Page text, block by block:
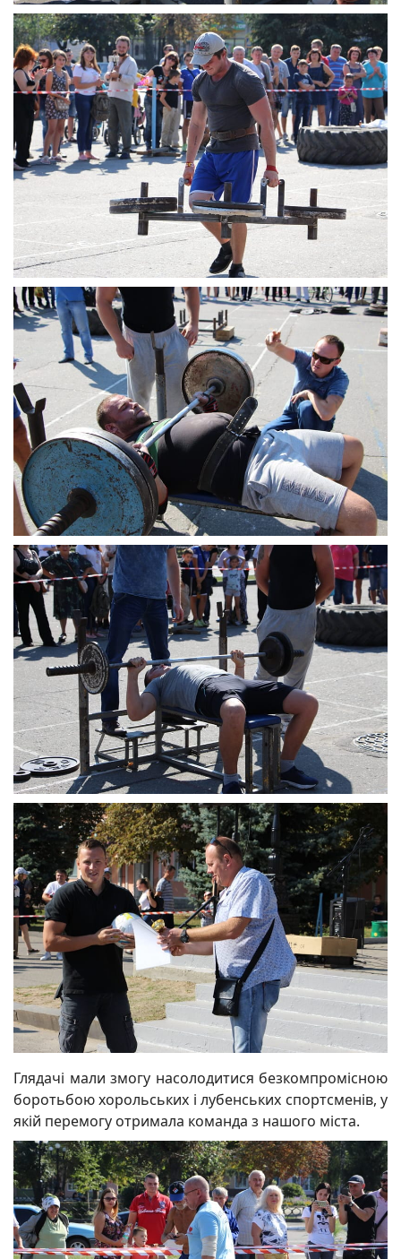
Глядачі мали змогу насолодитися безкомпромісною
боротьбою хорольських і лубенських спортсменів, у
якій перемогу отримала команда з нашого міста.